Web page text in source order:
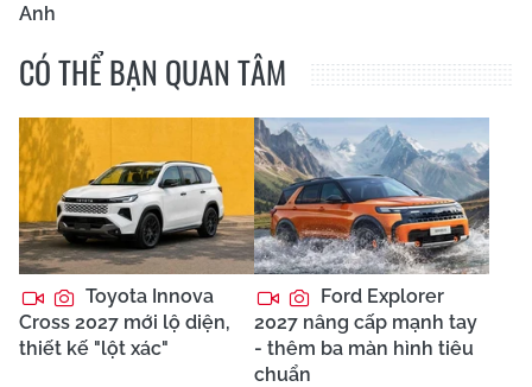
Anh
CÓ THỂ BẠN QUAN TÂM
Toyota Innova
Cross 2027 mới lộ diện,
thiết kế "lột xác"
Ford Explorer
2027 nâng cấp mạnh tay
- thêm ba màn hình tiêu
chuẩn